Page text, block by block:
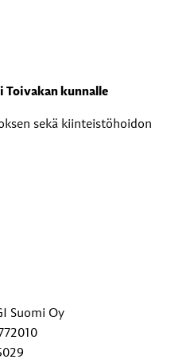
Toivakan kunnalle
sekä kiinteistöhoidon
Suomi Oy